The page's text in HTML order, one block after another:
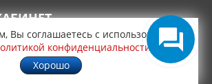
Вы соглашаетесь с использованием
конфиденциальности
Хорошо